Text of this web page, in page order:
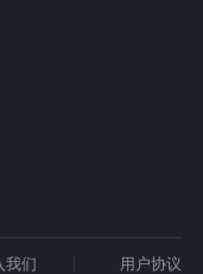
我们 用户协议